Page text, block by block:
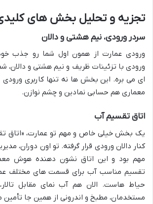
تجزیه و تحلیل بخش های
سردر ورودی، نیم هشتی و دالان
ورودی عمارت از همون اول شما رو جذب
ورودی با تزئینات ظریف و نیم هشتی و دالان،
ای می بره. این بخش ها نه تنها کاربری ورودی
معماری هم حسابی نمادین و چشم نوازن.
اتاق تقسیم آب
یک بخش خیلی خاص و مهم تو عمارت، «اتاق
کنار دالان ورودی قرار گرفته. تو اون دوران،
مهم بود و این اتاق نشون دهنده هوش
تقسیم مناسب آب برای قسمت های مختلف
حیاط هاست. الان هم آب نمای مقابل
مستخدمان، مطبخ و اندرونی از همین جا